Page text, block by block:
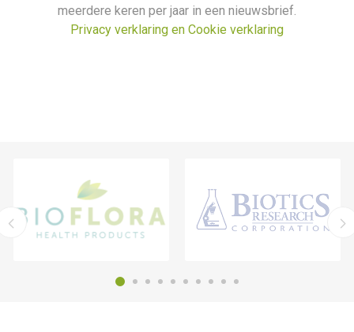
meerdere keren per jaar in een nieuwsbrief.
Privacy verklaring en Cookie verklaring